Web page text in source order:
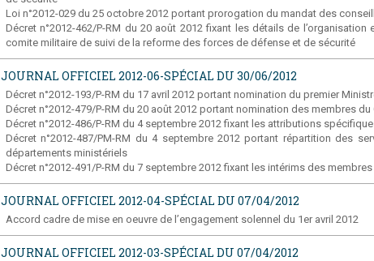
Loi n°2012-029 du 25 octobre 2012 portant prorogation du mandat des
Décret n°2012-462/P-RM du 20 août 2012 fixant les détails de
comite militaire de suivi de la reforme des forces de défense et de sécurité
JOURNAL OFFICIEL 2012-06-SPÉCIAL DU 30/06/2012
Décret n°2012-193/P-RM du 17 avril 2012 portant nomination du premier
Décret n°2012-479/P-RM du 20 août 2012 portant nomination des membres du
Décret n°2012-486/P-RM du 4 septembre 2012 fixant les attributions
Décret n°2012-487/PM-RM du 4 septembre 2012 portant répartition des
départements ministériels
Décret n°2012-491/P-RM du 7 septembre 2012 fixant les intérims des
JOURNAL OFFICIEL 2012-04-SPÉCIAL DU 07/04/2012
Accord cadre de mise en oeuvre de l’engagement solennel du 1er avril 2012
JOURNAL OFFICIEL 2012-03-SPÉCIAL DU 07/04/2012